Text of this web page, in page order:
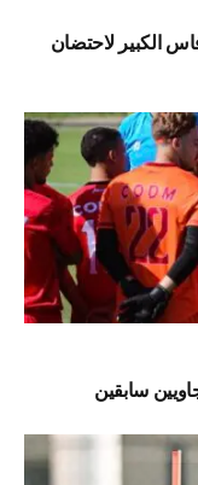
الكبير لاحتضان
سابقين